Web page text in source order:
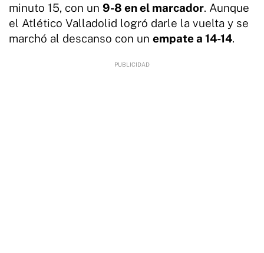
minuto 15, con un 9-8 en el marcador. Aunque
el Atlético Valladolid logró darle la vuelta y se
marchó al descanso con un empate a 14-14.